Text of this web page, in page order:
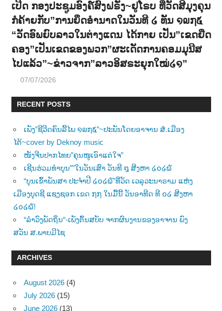
ເປີດ ກອງປະຊູມອົງຄ໌ສົງຝຣັ່ງ~ຢູໂຣບ ທີ່ວັດສີມຸງຄຸນ
ກໍຄ້າຍກັບ”ການຍຶດອຳນາດໃນວັນທີ ໒ ທັນ ໑໙໗໕
“ວັດອົພຍົບລາວໃນຕ່າງແດນ ໄດ້ກາຍ ເປັນ”ເຂດຍືດ
ຄອງ”ເປັນເຂດຂອງພວກ”ຜະເດັດການຄອມມຸນີສ
ໄປແລ້ວ”~ຂ່າວຈາກ”ລາວອິສຣະຍຸກໃໝ່໒໑”
07/07/2026
RECENT POSTS
ເພັງ”ຊີວີດຄົນລີ້ໄພ ໑໙໗໕”~ປະພັນໂດຍອາຈານ ສໍ.ເມືອງ
ໄຕ້~cover by Deknoy music
ໜັງຈີນປາກໄທຍ”ຄຸນໜູເອົາແຕ່ໃຈ”
ເຊີນຮ່ວມທຳບຸນ””ໃນວັນເສົາ ວັນທີ ໘ ສີງຫາ ໒໐໒໖
“ບຸນເຂົ້າພັນສາ ປະຈຳປີ ໒໐໒໖”ທີ່ວັດ ເວລຸວະນາຣາມ ແຫ່ງ
ເມືອງບຸດຊີ ແຊງຊອກ ເຂດ ໗໗ ໃນມື້ນີ້ ວັນອາທີດ ທີ ໐໒ ສີງຫາ
໒໐໒໖!
“ລຳວົງພັດຖິ່ນ“-ເພັງຕົ້ນສບັບ ຈາກຜົນງານຂອງອາຈານ ພົງ
ສວັນ ສ.ພາບມີໄຊ
ARCHIVES
August 2026 (4)
July 2026 (15)
June 2026 (13)